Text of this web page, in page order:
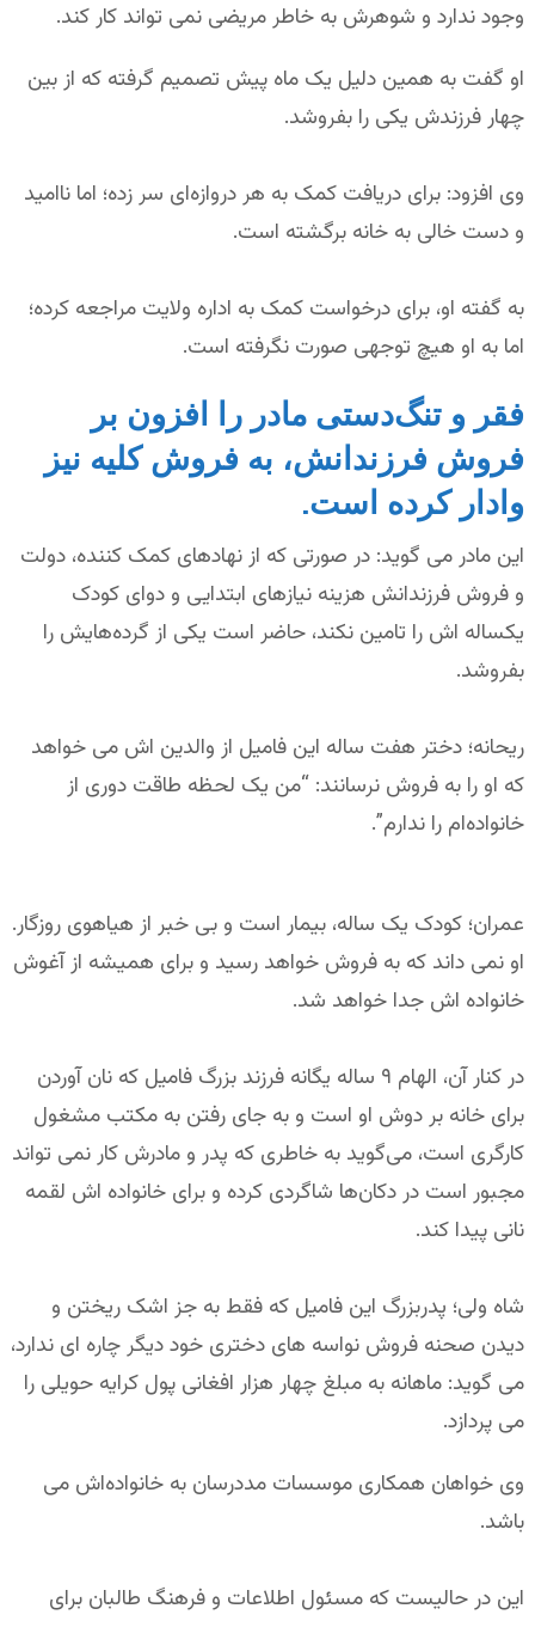
وجود ندارد و شوهرش به خاطر مریضی نمی تواند کار کند.
او گفت به همین دلیل یک ماه پیش تصمیم گرفته که از بین
چهار فرزندش یکی را بفروشد.
وی افزود: برای دریافت کمک به هر دروازه‌ای سر زده؛ اما ناامید
و دست خالی به خانه برگشته است.
به گفته او، برای درخواست کمک به اداره ولایت مراجعه کرده؛
اما به او هیچ توجهی صورت نگرفته است.
فقر و تنگ‌دستی مادر را افزون بر
فروش فرزندانش، به فروش کلیه نیز
وادار کرده است.
این مادر می گوید: در صورتی که از نهادهای کمک کننده، دولت
و فروش فرزندانش هزینه نیازهای ابتدایی و دوای کودک
یکساله اش را تامین نکند، حاضر است یکی از گرده‌هایش را
بفروشد.
ریحانه؛ دختر هفت ساله این فامیل از والدین اش می خواهد
که او را به فروش نرسانند: “من یک لحظه طاقت دوری از
خانواده‌ام را ندارم”.
عمران؛ کودک یک ساله، بیمار است و بی خبر از هیاهوی روزگار.
او نمی داند که به فروش خواهد رسید و برای همیشه از آغوش
خانواده اش جدا خواهد شد.
در کنار آن، الهام ۹ ساله یگانه فرزند بزرگ فامیل که نان آوردن
برای خانه بر دوش او است و به جای رفتن به مکتب مشغول
کارگری است، می‌گوید به خاطری که پدر و مادرش کار نمی تواند
مجبور است در دکان‌ها شاگردی کرده و برای خانواده اش لقمه
نانی پیدا کند.
شاه ولی؛ پدربزرگ این فامیل که فقط به جز اشک ریختن و
دیدن صحنه فروش نواسه های دختری خود دیگر چاره ای ندارد،
می گوید: ماهانه به مبلغ چهار هزار افغانی پول کرایه حویلی را
می پردازد.
وی خواهان همکاری موسسات مددرسان به خانواده‌اش می
باشد.
این در حالیست که مسئول اطلاعات و فرهنگ طالبان برای